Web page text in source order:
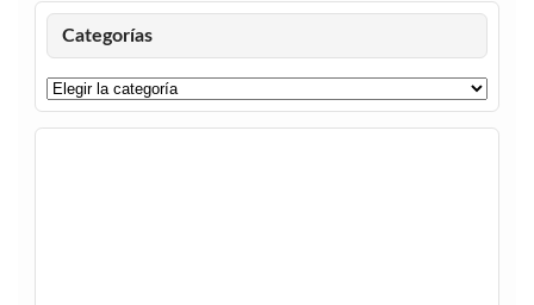
Categorías
Categorías